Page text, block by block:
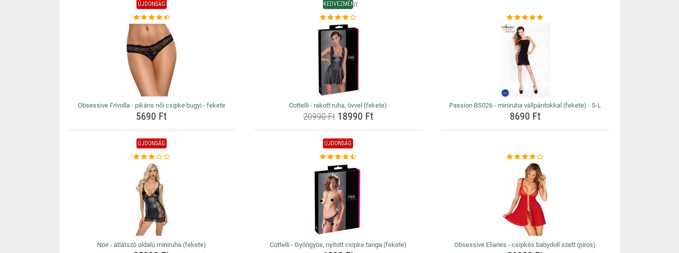
ÚJDONSÁG
Obsessive Frivolla - pikáns női csipke bugyi - fekete
5690 Ft
KEDVEZMÉNY
Cottelli - rakott ruha, övvel (fekete)
20990 Ft18990 Ft
Passion BS026 - miniruha vállpántokkal (fekete) - S-L
8690 Ft
ÚJDONSÁG
Noir - átlátszó oldalú miniruha (fekete)
ÚJDONSÁG
Cottelli - Gyöngyös, nyitott csipke tanga (fekete) Obsessive Elianes - csipkés babydoll szett (piros)